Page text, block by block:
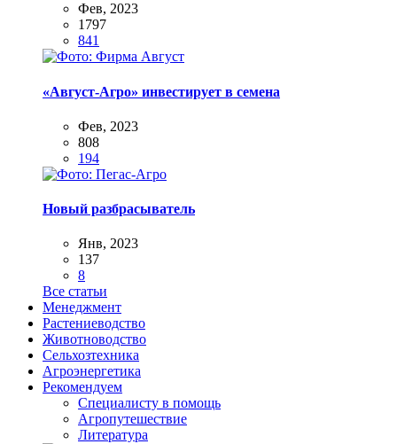
Фев, 2023
1797
841
«Август-Агро» инвестирует в семена
Фев, 2023
808
194
Новый разбрасыватель
Янв, 2023
137
8
Все статьи
Менеджмент
Растениеводство
Животноводство
Сельхозтехника
Агроэнергетика
Рекомендуем
Специалисту в помощь
Агропутешествие
Литература